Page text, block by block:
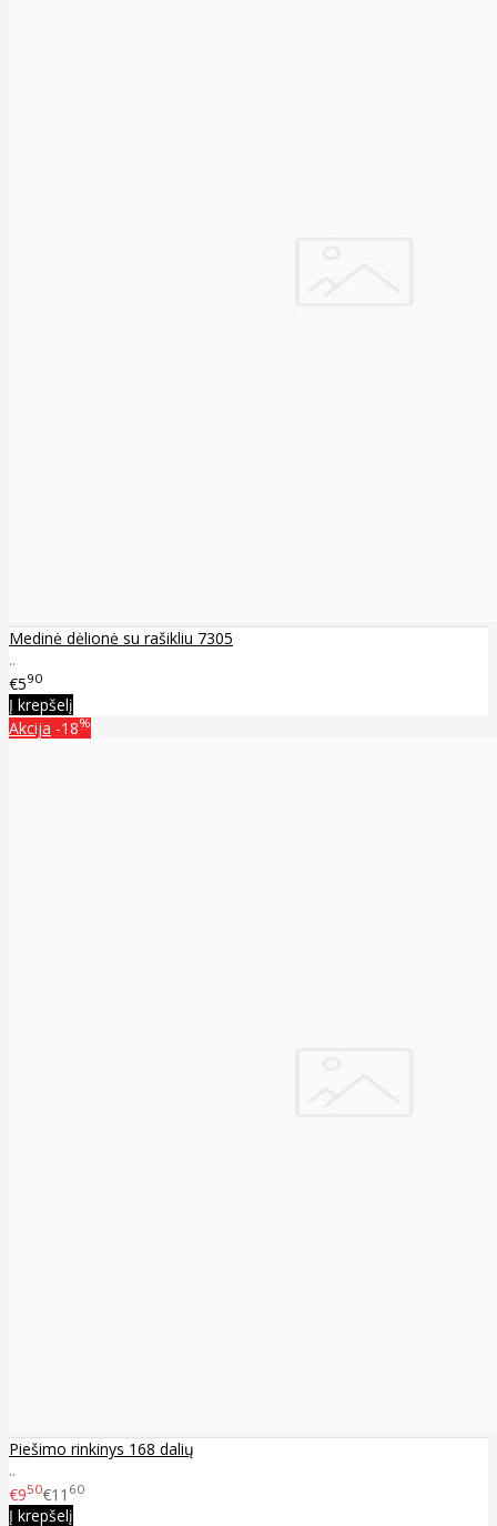
Medinė dėlionė su rašikliu 7305
..
€590
Į krepšelį
Akcija -18%
Piešimo rinkinys 168 dalių
..
€950€11 60
Į krepšelį